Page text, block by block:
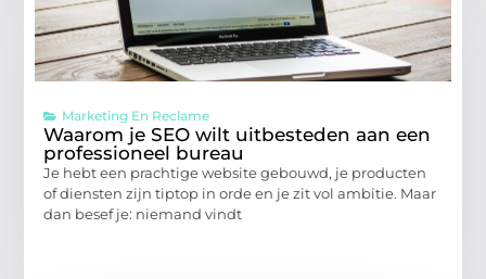
Marketing En Reclame
Waarom je SEO wilt uitbesteden aan een
professioneel bureau
Je hebt een prachtige website gebouwd, je producten
of diensten zijn tiptop in orde en je zit vol ambitie. Maar
dan besef je: niemand vindt